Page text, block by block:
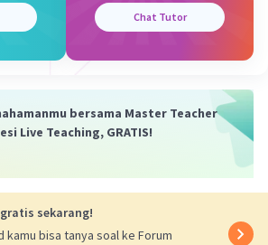
Iklan
34
·0.0(0) Balas
Chat Tutor
bersama Master Teacher
Live Teaching, GRATIS!
sekarang!
kamu bisa tanya soal ke Forum